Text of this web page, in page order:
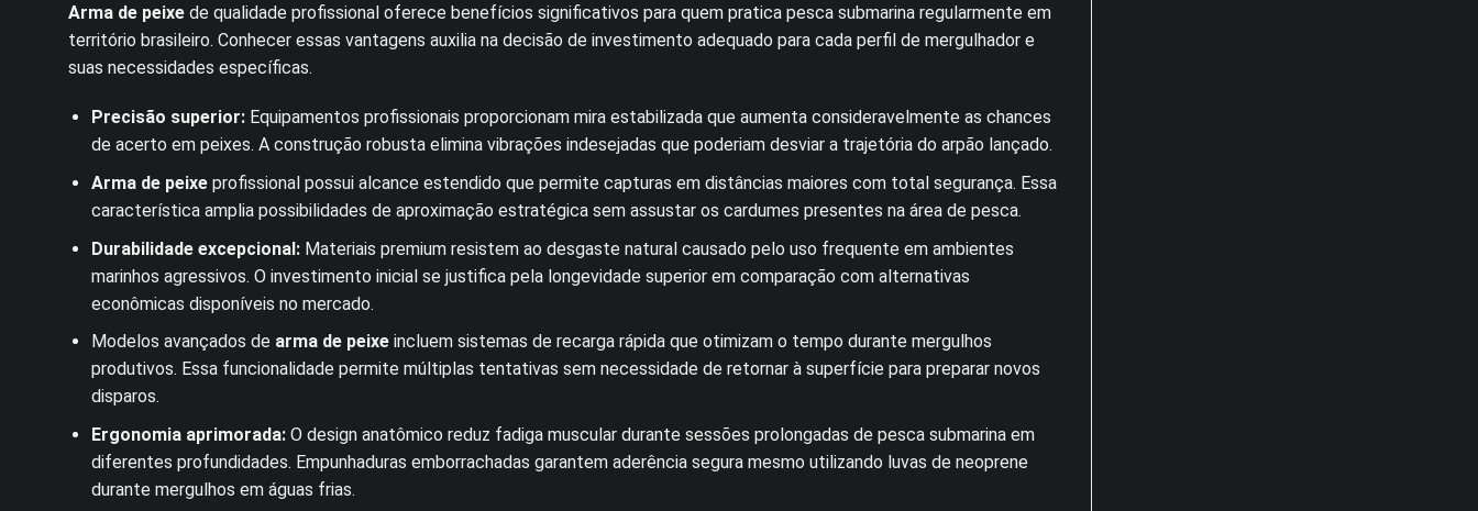
Arma de peixe de qualidade profissional oferece benefícios significativos para quem pratica pesca submarina regularmente em
território brasileiro. Conhecer essas vantagens auxilia na decisão de investimento adequado para cada perfil de mergulhador e
suas necessidades específicas.
Precisão superior:Equipamentos profissionais proporcionam mira estabilizada que aumenta consideravelmente as chances
de acerto em peixes. A construção robusta elimina vibrações indesejadas que poderiam desviar a trajetória do arpão lançado.
Arma de peixeprofissional possui alcance estendido que permite capturas em distâncias maiores com total segurança. Essa
característica amplia possibilidades de aproximação estratégica sem assustar os cardumes presentes na área de pesca.
Durabilidade excepcional:Materiais premium resistem ao desgaste natural causado pelo uso frequente em ambientes
marinhos agressivos. O investimento inicial se justifica pela longevidade superior em comparação com alternativas
econômicas disponíveis no mercado.
Modelos avançados de arma de peixeincluem sistemas de recarga rápida que otimizam o tempo durante mergulhos
produtivos. Essa funcionalidade permite múltiplas tentativas sem necessidade de retornar à superfície para preparar novos
disparos.
Ergonomia aprimorada:O design anatômico reduz fadiga muscular durante sessões prolongadas de pesca submarina em
diferentes profundidades. Empunhaduras emborrachadas garantem aderência segura mesmo utilizando luvas de neoprene
durante mergulhos em águas frias.